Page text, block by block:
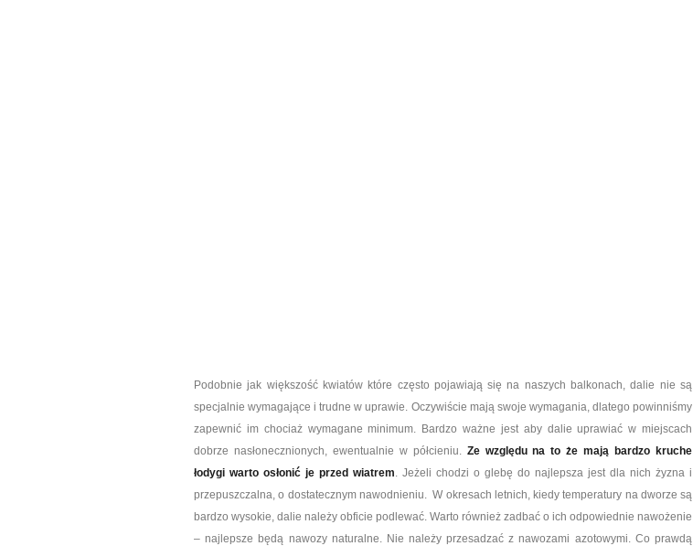
Podobnie jak większość kwiatów które często pojawiają się na naszych balkonach, dalie nie są
specjalnie wymagające i trudne w uprawie. Oczywiście mają swoje wymagania, dlatego powinniśmy
zapewnić im chociaż wymagane minimum. Bardzo ważne jest aby dalie uprawiać w miejscach
dobrze nasłonecznionych, ewentualnie w półcieniu. Ze względu na to że mają bardzo kruche
łodygi warto osłonić je przed wiatrem. Jeżeli chodzi o glebę do najlepsza jest dla nich żyzna i
przepuszczalna, o dostatecznym nawodnieniu. W okresach letnich, kiedy temperatury na dworze są
bardzo wysokie, dalie należy obficie podlewać. Warto również zadbać o ich odpowiednie nawożenie
– najlepsze będą nawozy naturalne. Nie należy przesadzać z nawozami azotowymi. Co prawdą